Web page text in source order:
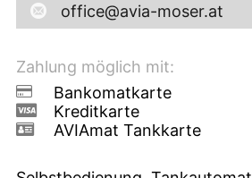
office@avia-moser.at
Zahlung möglich mit:
Bankomatkarte
Kreditkarte
AVIAmat Tankkarte